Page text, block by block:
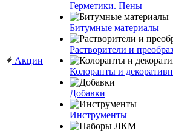
Акции
Герметики. Пены
Битумные материалы
Растворители и
Колоранты и
Добавки
Инструменты